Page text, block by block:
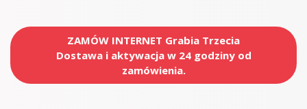
ZAMÓW INTERNET Grabia Trzecia
Dostawa i aktywacja w 24 godziny od
zamówienia.